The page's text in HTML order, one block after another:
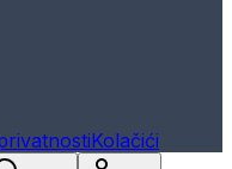
Kolačići